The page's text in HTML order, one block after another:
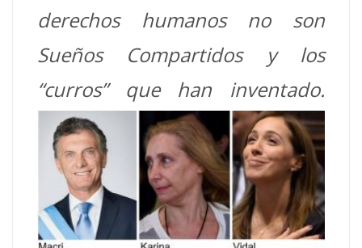
derechos humanos no son
Sueños Compartidos y los
“curros” que han inventado.